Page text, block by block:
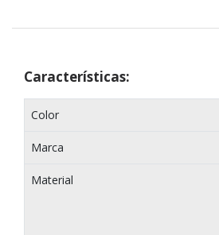
Características:
Color
Marca
Material